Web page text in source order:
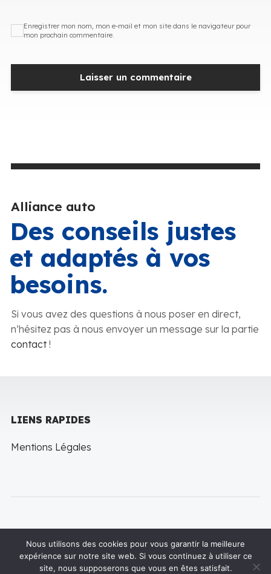
Enregistrer mon nom, mon e-mail et mon site dans le navigateur pour
mon prochain commentaire.
Alliance auto
Des conseils justes
et adaptés à vos
besoins.
Si vous avez des questions à nous poser en direct,
n’hésitez pas à nous envoyer un message sur la partie
contact!
LIENS RAPIDES
Mentions Légales
Copyright © 2022 LineThemes. All rights reserved
Nous utilisons des cookies pour vous garantir la meilleure
expérience sur notre site web. Si vous continuez à utiliser ce
site, nous supposerons que vous en êtes satisfait.